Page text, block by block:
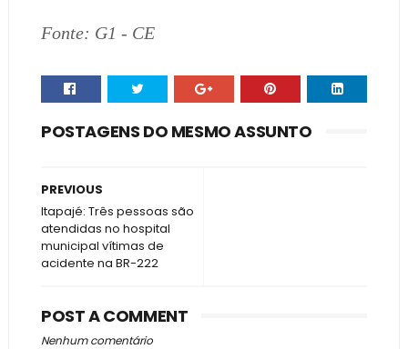
Fonte: G1 - CE
POSTAGENS DO MESMO ASSUNTO
PREVIOUS
Itapajé: Três pessoas são
atendidas no hospital
municipal vítimas de
acidente na BR-222
POST A COMMENT
Nenhum comentário